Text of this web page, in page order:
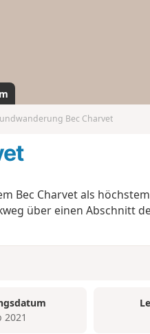
Bec Charvet
Bec Charvet als
über einen Abschnitt
2021